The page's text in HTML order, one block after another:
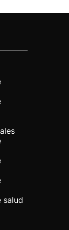
salud